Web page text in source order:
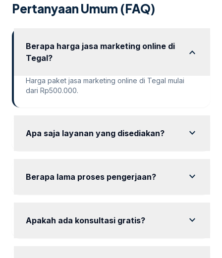
cukup? Atau […]
Pertanyaan Umum (FAQ)
Berapa harga jasa marketing online di
Tegal?
expand_more
Harga paket jasa marketing online di Tegal mulai
dari Rp500.000.
Apa saja layanan yang disediakan? expand_more
Berapa lama proses pengerjaan? expand_more
Apakah ada konsultasi gratis? expand_more